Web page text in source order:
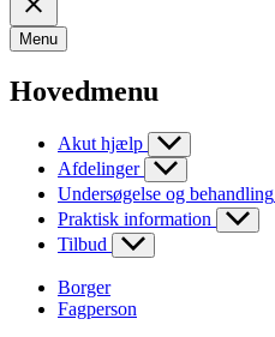
Menu
Hovedmenu
Akut hjælp
Afdelinger
Undersøgelse og behandling
Praktisk information
Tilbud
Borger
Fagperson